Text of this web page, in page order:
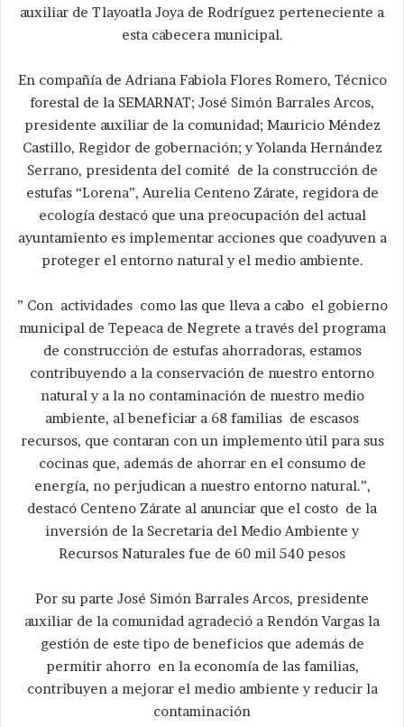
auxiliar de Tlayoatla Joya de Rodríguez perteneciente a
esta cabecera municipal.
En compañía de Adriana Fabiola Flores Romero, Técnico
forestal de la SEMARNAT; José Simón Barrales Arcos,
presidente auxiliar de la comunidad; Mauricio Méndez
Castillo, Regidor de gobernación; y Yolanda Hernández
Serrano, presidenta del comité de la construcción de
estufas “Lorena”, Aurelia Centeno Zárate, regidora de
ecología destacó que una preocupación del actual
ayuntamiento es implementar acciones que coadyuven a
proteger el entorno natural y el medio ambiente.
” Con actividades como las que lleva a cabo el gobierno
municipal de Tepeaca de Negrete a través del programa
de construcción de estufas ahorradoras, estamos
contribuyendo a la conservación de nuestro entorno
natural y a la no contaminación de nuestro medio
ambiente, al beneficiar a 68 familias de escasos
recursos, que contaran con un implemento útil para sus
cocinas que, además de ahorrar en el consumo de
energía, no perjudican a nuestro entorno natural.”,
destacó Centeno Zárate al anunciar que el costo de la
inversión de la Secretaria del Medio Ambiente y
Recursos Naturales fue de 60 mil 540 pesos
Por su parte José Simón Barrales Arcos, presidente
auxiliar de la comunidad agradeció a Rendón Vargas la
gestión de este tipo de beneficios que además de
permitir ahorro en la economía de las familias,
contribuyen a mejorar el medio ambiente y reducir la
contaminación